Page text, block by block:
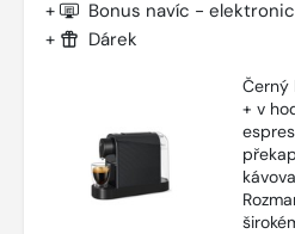
+ Bonus navíc -
+ Dárek
Černý
+ v